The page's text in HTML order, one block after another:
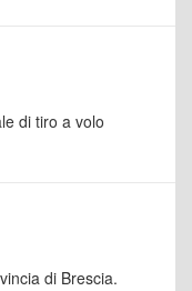
di tiro a volo
di Brescia.